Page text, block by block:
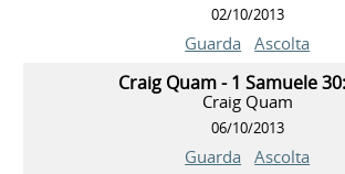
02/10/2013
Guarda Ascolta
Craig Quam - 1 Samuele
Craig Quam
06/10/2013
Guarda Ascolta